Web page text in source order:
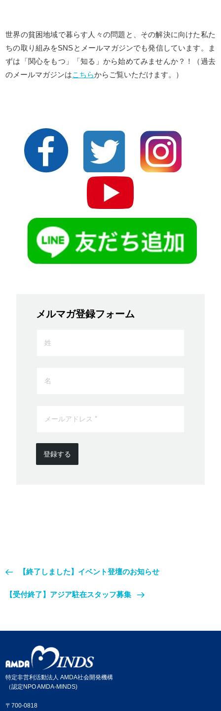
世界の貧困地域で暮らす人々の問題と、その解決に向けた私た
ちの取り組みをSNSとメールマガジンでも発信しています。ま
ずは「関心をもつ」「知る」から始めてみませんか？！（過去
のメールマガジンはこちらからご覧いただけます。）
メルマガ登録フォーム
登録する
【終了しました】イベント登壇のお知らせ
【受付終了】アジア駐在スタッフ募集
特定非営利活動法人 AMDA社会開発機構
（認定NPO AMDA-MINDS)
〒700-0818